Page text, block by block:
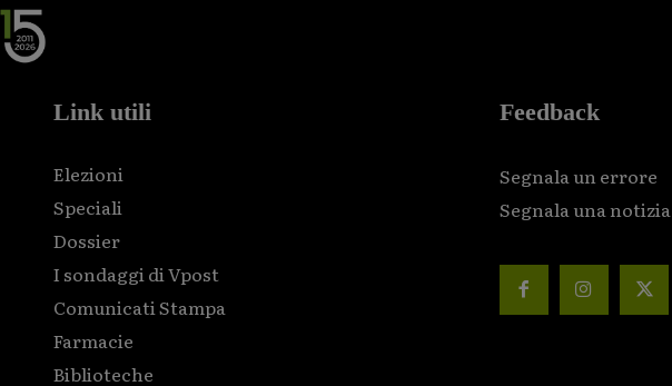
Link utili
Elezioni
Speciali
Dossier
I sondaggi di Vpost
Comunicati Stampa
Farmacie
Biblioteche
Feedback
Segnala un errore
Segnala una notizia